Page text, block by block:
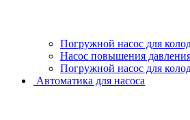
Погружной насос для
Насос повышения
Погружной насос для
Автоматика для насоса